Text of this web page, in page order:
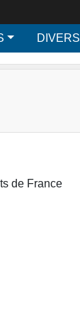
DIVERS
de France